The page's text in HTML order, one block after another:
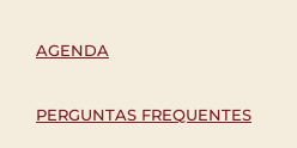
AGENDA
PERGUNTAS FREQUENTES